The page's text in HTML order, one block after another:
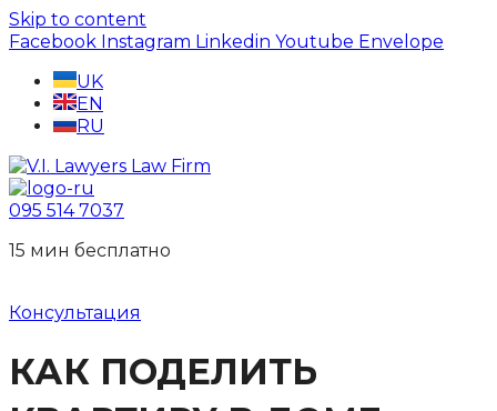
Skip to content
Facebook Instagram Linkedin Youtube Envelope
UK
EN
RU
095 514 7037
15 мин беcплатно
Консультация
КАК ПОДЕЛИТЬ